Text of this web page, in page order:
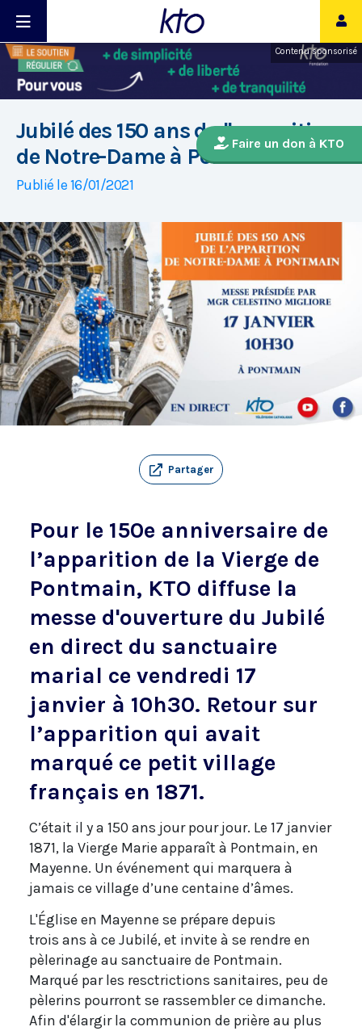
Contenu sponsorisé
Faire un don à KTO
Jubilé des 150 ans de l'apparition
de Notre-Dame à Pontmain
Publié le 16/01/2021
Partager
Pour le 150e anniversaire de
l’apparition de la Vierge de
Pontmain, KTO diffuse la
messe d'ouverture du Jubilé
en direct du sanctuaire
marial ce vendredi 17
janvier à 10h30. Retour sur
l’apparition qui avait
marqué ce petit village
français en 1871.
C’était il y a 150 ans jour pour jour. Le 17 janvier
1871, la Vierge Marie apparaît à Pontmain, en
Mayenne. Un événement qui marquera à
jamais ce village d’une centaine d’âmes.
L'Église en Mayenne se prépare depuis
trois ans à ce Jubilé, et invite à se rendre en
pèlerinage au sanctuaire de Pontmain.
Marqué par les resctrictions sanitaires, peu de
pèlerins pourront se rassembler ce dimanche.
Afin d'élargir la communion de prière au plus